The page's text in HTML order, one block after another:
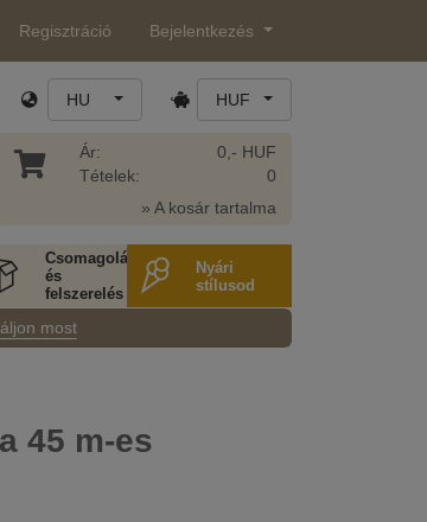
Regisztráció Bejelentkezés
HU HUF
Ár:
Tételek:
0,- HUF
0
» A kosár tartalma
Csomagolás
és
felszerelés
Nyári
stílusod
most
45 m-es